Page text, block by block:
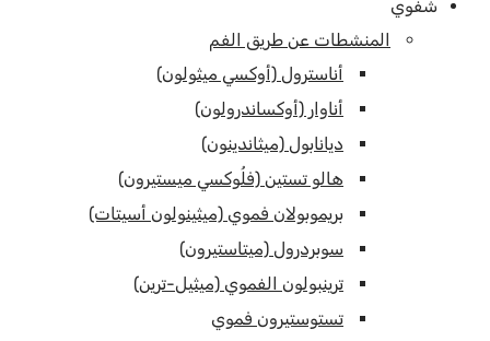
شفوي
المنشطات عن طريق الفم
أناسترول (أوكسي ميثولون)
أناوار (أوكساندرولون)
ديانابول (ميثاندينون)
هالو تستين (فلُوكسي ميستيرون)
بريموبولان فموي (ميثينولون أسيتات)
سوبردرول (ميتاستيرون)
ترينبولون الفموي (ميثيل-ترين)
تستوستيرون فموي